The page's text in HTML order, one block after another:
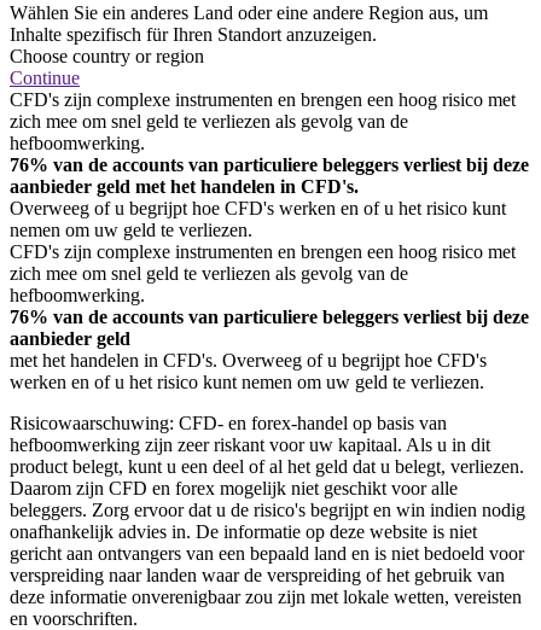
Wählen Sie ein anderes Land oder eine andere Region aus, um
Inhalte spezifisch für Ihren Standort anzuzeigen.
Choose country or region
Continue
CFD's zijn complexe instrumenten en brengen een hoog risico met
zich mee om snel geld te verliezen als gevolg van de
hefboomwerking.
76% van de accounts van particuliere beleggers verliest bij deze
aanbieder geld met het handelen in CFD's.
Overweeg of u begrijpt hoe CFD's werken en of u het risico kunt
nemen om uw geld te verliezen.
CFD's zijn complexe instrumenten en brengen een hoog risico met
zich mee om snel geld te verliezen als gevolg van de
hefboomwerking.
76% van de accounts van particuliere beleggers verliest bij deze
aanbieder geld
met het handelen in CFD's. Overweeg of u begrijpt hoe CFD's
werken en of u het risico kunt nemen om uw geld te verliezen.
Risicowaarschuwing: CFD- en forex-handel op basis van
hefboomwerking zijn zeer riskant voor uw kapitaal. Als u in dit
product belegt, kunt u een deel of al het geld dat u belegt, verliezen.
Daarom zijn CFD en forex mogelijk niet geschikt voor alle
beleggers. Zorg ervoor dat u de risico's begrijpt en win indien nodig
onafhankelijk advies in. De informatie op deze website is niet
gericht aan ontvangers van een bepaald land en is niet bedoeld voor
verspreiding naar landen waar de verspreiding of het gebruik van
deze informatie onverenigbaar zou zijn met lokale wetten, vereisten
en voorschriften.